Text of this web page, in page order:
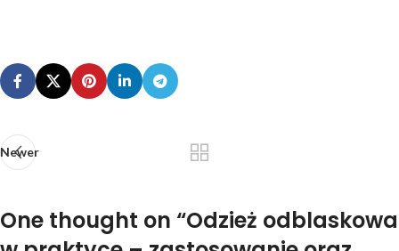
Newer
One thought on “Odzież odblaskowa